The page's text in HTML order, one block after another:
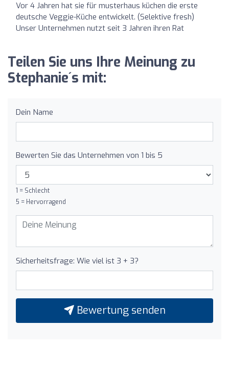
Vor 4 Jahren hat sie für musterhaus küchen die erste
deutsche Veggie-Küche entwickelt. (Selektive fresh)
Unser Unternehmen nutzt seit 3 Jahren ihren Rat
Teilen Sie uns Ihre Meinung zu
Stephanie´s mit:
Dein Name
Bewerten Sie das Unternehmen von 1 bis 5
1 = Schlecht
5 = Hervorragend
Sicherheitsfrage: Wie viel ist 3 + 3?
Bewertung senden